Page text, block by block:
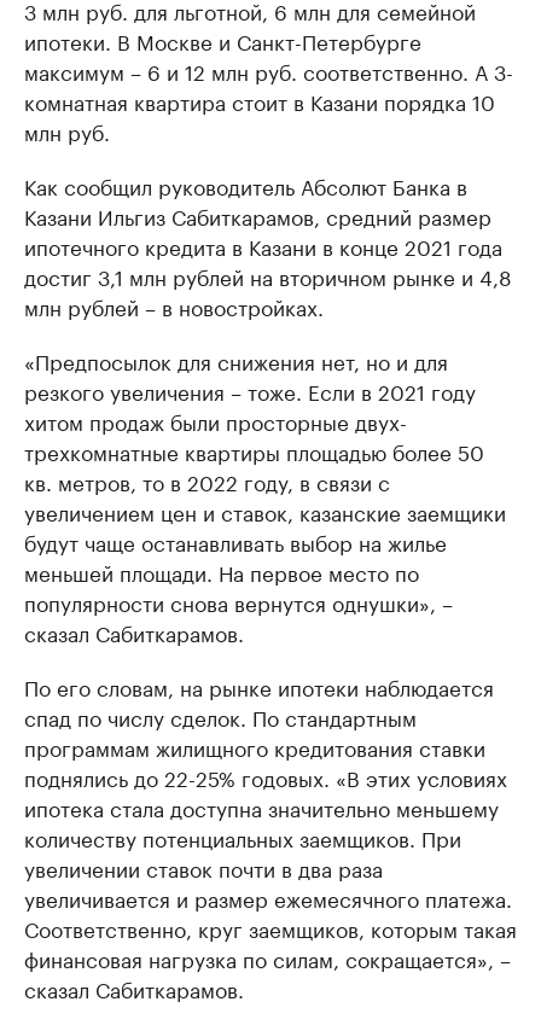
3 млн руб. для льготной, 6 млн для семейной
ипотеки. В Москве и Санкт-Петербурге
максимум – 6 и 12 млн руб. соответственно. А 3-
комнатная квартира стоит в Казани порядка 10
млн руб.
Как сообщил руководитель Абсолют Банка в
Казани Ильгиз Сабиткарамов, средний размер
ипотечного кредита в Казани в конце 2021 года
достиг 3,1 млн рублей на вторичном рынке и 4,8
млн рублей – в новостройках.
«Предпосылок для снижения нет, но и для
резкого увеличения – тоже. Если в 2021 году
хитом продаж были просторные двух-
трехкомнатные квартиры площадью более 50
кв. метров, то в 2022 году, в связи с
увеличением цен и ставок, казанские заемщики
будут чаще останавливать выбор на жилье
меньшей площади. На первое место по
популярности снова вернутся однушки», –
сказал Сабиткарамов.
По его словам, на рынке ипотеки наблюдается
спад по числу сделок. По стандартным
программам жилищного кредитования ставки
поднялись до 22-25% годовых. «В этих условиях
ипотека стала доступна значительно меньшему
количеству потенциальных заемщиков. При
увеличении ставок почти в два раза
увеличивается и размер ежемесячного платежа.
Соответственно, круг заемщиков, которым такая
финансовая нагрузка по силам, сокращается», –
сказал Сабиткарамов.